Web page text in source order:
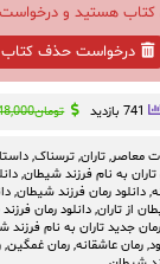
کتاب هستید و
درخواست حذف کتاب
741 بازدید تومان
معاصر, تاران, ترسناک,
تاران به نام فرزند شیطان,
, دانلود رمان فرزند شیطان,
از تاران, دانلود رمان
رمان جدید تاران به نام فرزند
, رمان عاشقانه, رمان غمگین,